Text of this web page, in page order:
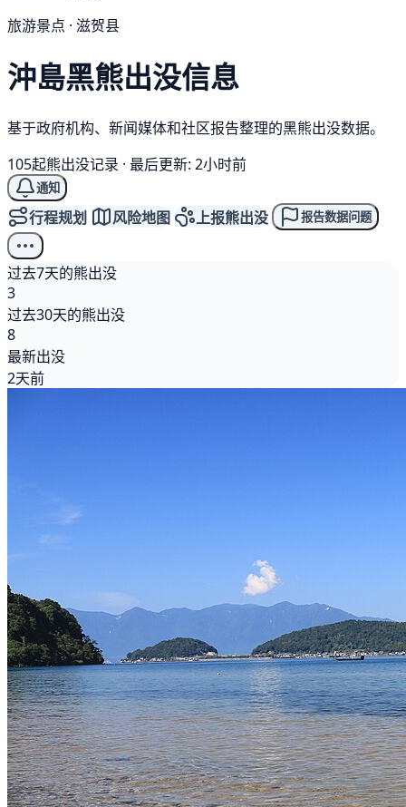
旅游景点 · 滋贺县
沖島黑熊出没信息
基于政府机构、新闻媒体和社区报告整理的黑熊出没数据。
105起熊出没记录 · 最后更新: 2小时前
通知
行程规划 风险地图 上报熊出没 报告数据问题
过去7天的熊出没
3
过去30天的熊出没
8
最新出没
2天前